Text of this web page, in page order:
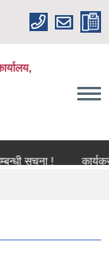
! कार्यक्रममा